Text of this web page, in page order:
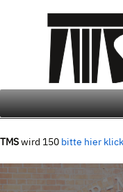
TMSwird 150 bitte hier